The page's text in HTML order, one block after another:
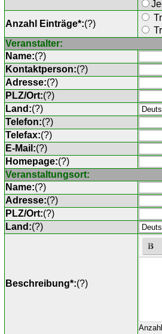
Anzahl Einträge*:(?)
Veranstalter:
Name:(?)
Kontaktperson:(?)
Adresse:(?)
PLZ/Ort:(?)
Land:(?)
Telefon:(?)
Telefax:(?)
E-Mail:(?)
Homepage:(?)
Veranstaltungsort:
Name:(?)
Adresse:(?)
PLZ/Ort:(?)
Land:(?)
Beschreibung*:(?)